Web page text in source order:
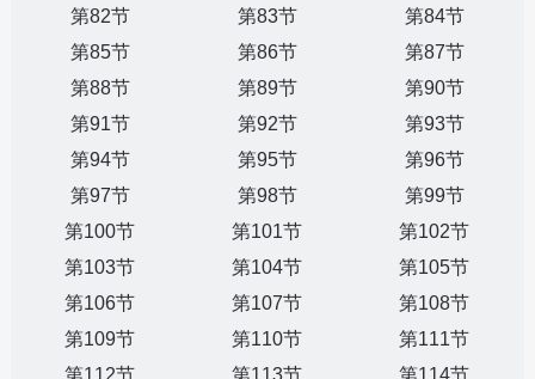
第82节
第83节
第84节
第85节
第86节
第87节
第88节
第89节
第90节
第91节
第92节
第93节
第94节
第95节
第96节
第97节
第98节
第99节
第100节
第101节
第102节
第103节
第104节
第105节
第106节
第107节
第108节
第109节
第110节
第111节
第112节
第113节 第114节